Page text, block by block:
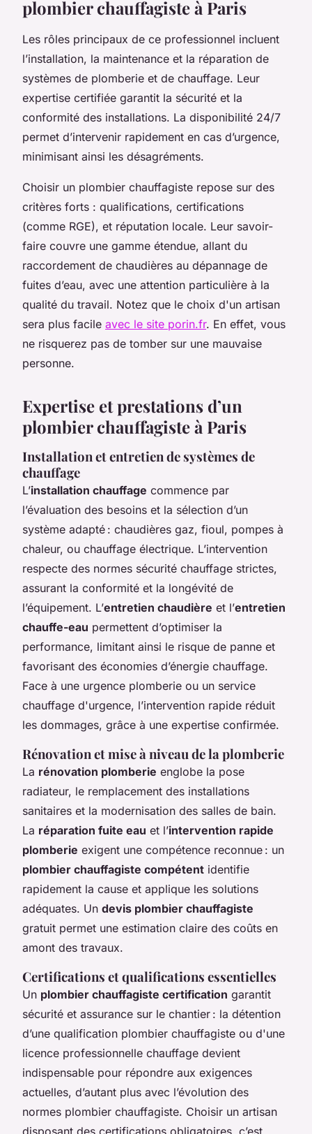
plombier chauffagiste à Paris
Les rôles principaux de ce professionnel incluent
l’installation, la maintenance et la réparation de
systèmes de plomberie et de chauffage. Leur
expertise certifiée garantit la sécurité et la
conformité des installations. La disponibilité 24/7
permet d’intervenir rapidement en cas d’urgence,
minimisant ainsi les désagréments.
Choisir un plombier chauffagiste repose sur des
critères forts : qualifications, certifications
(comme RGE), et réputation locale. Leur savoir-
faire couvre une gamme étendue, allant du
raccordement de chaudières au dépannage de
fuites d’eau, avec une attention particulière à la
qualité du travail. Notez que le choix d'un artisan
sera plus facile avec le site porin.fr. En effet, vous
ne risquerez pas de tomber sur une mauvaise
personne.
Expertise et prestations d’un
plombier chauffagiste à Paris
Installation et entretien de systèmes de
chauffage
L’installation chauffage commence par
l’évaluation des besoins et la sélection d’un
système adapté : chaudières gaz, fioul, pompes à
chaleur, ou chauffage électrique. L’intervention
respecte des normes sécurité chauffage strictes,
assurant la conformité et la longévité de
l’équipement. L’entretien chaudière et l’entretien
chauffe-eau permettent d’optimiser la
performance, limitant ainsi le risque de panne et
favorisant des économies d’énergie chauffage.
Face à une urgence plomberie ou un service
chauffage d'urgence, l’intervention rapide réduit
les dommages, grâce à une expertise confirmée.
Rénovation et mise à niveau de la plomberie
La rénovation plomberie englobe la pose
radiateur, le remplacement des installations
sanitaires et la modernisation des salles de bain.
La réparation fuite eau et l’intervention rapide
plomberie exigent une compétence reconnue : un
plombier chauffagiste compétent identifie
rapidement la cause et applique les solutions
adéquates. Un devis plombier chauffagiste
gratuit permet une estimation claire des coûts en
amont des travaux.
Certifications et qualifications essentielles
Un plombier chauffagiste certification garantit
sécurité et assurance sur le chantier : la détention
d’une qualification plombier chauffagiste ou d'une
licence professionnelle chauffage devient
indispensable pour répondre aux exigences
actuelles, d’autant plus avec l’évolution des
normes plombier chauffagiste. Choisir un artisan
disposant des certifications obligatoires, c’est